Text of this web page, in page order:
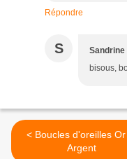
Répondre
S Sandrine
bisous,
< Boucles d'oreilles Or et
Argent